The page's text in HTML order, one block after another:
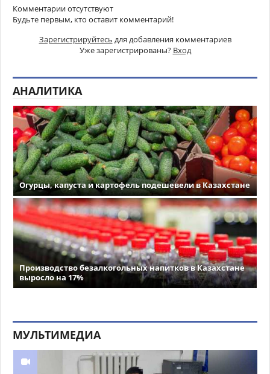
Комментарии отсутствуют
Будьте первым, кто оставит комментарий!
Зарегистрируйтесь для добавления комментариев
Уже зарегистрированы? Вход
АНАЛИТИКА
Огурцы, капуста и картофель подешевели в Казахстане
Производство безалкогольных напитков в Казахстане
выросло на 17%
МУЛЬТИМЕДИА